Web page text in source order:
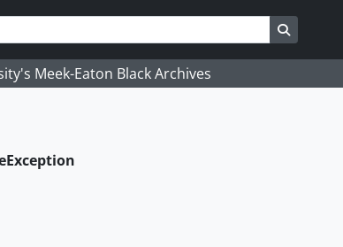
Meek-Eaton Black Archives